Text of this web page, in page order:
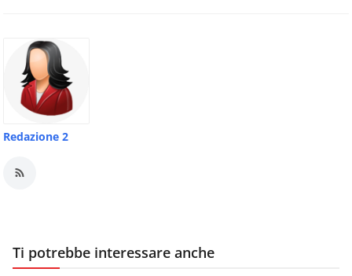
Redazione 2
Ti potrebbe interessare anche